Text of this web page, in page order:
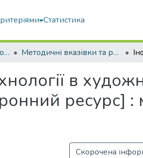
Статистика
Навчально-методичні документи Методичні вказівки та рекомендації
в
ресурс]
Скорочена